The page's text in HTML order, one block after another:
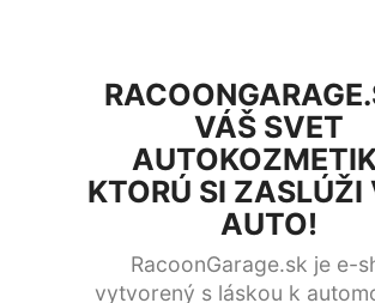
VÁŠ SVET
KTORÚ SI ZASLÚŽI
AUTO!
RacoonGarage.sk je e-
vytvorený s láskou k